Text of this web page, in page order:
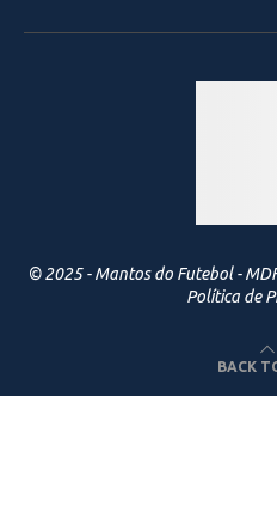
© 2025 - Mantos do Futebol -
Política de
BACK